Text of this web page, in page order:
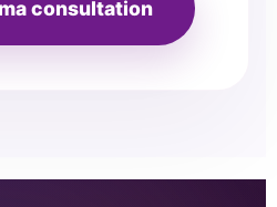
consultation